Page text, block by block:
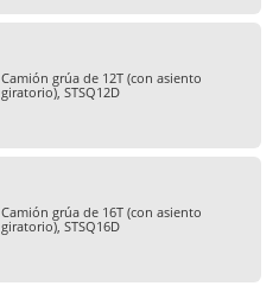
Camión grúa de 12T (con asiento
giratorio), STSQ12D
Camión grúa de 16T (con asiento
giratorio), STSQ16D